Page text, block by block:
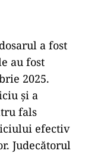
a fost
au fost
2025.
și a
fals
efectiv
Judecătorul